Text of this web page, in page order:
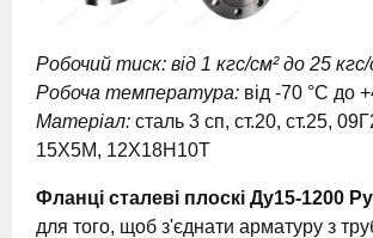
Робочий тиск: від 1 кгс/см² до 25 кгс/
Робоча температура: від -70 °С до
Матеріал: сталь 3 сп, ст.20, ст.25,
15Х5М, 12Х18Н10Т
Фланці сталеві плоскі Ду15-1200
для того, щоб з'єднати арматуру з